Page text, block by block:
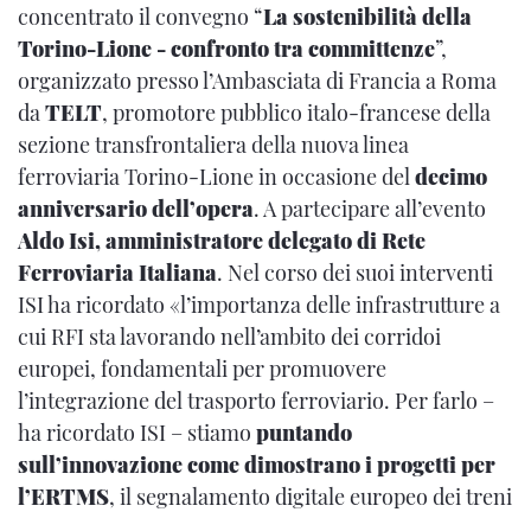
concentrato il convegno “La sostenibilità della
Torino-Lione - confronto tra committenze”,
organizzato presso l’Ambasciata di Francia a Roma
da TELT, promotore pubblico italo-francese della
sezione transfrontaliera della nuova linea
ferroviaria Torino-Lione in occasione del decimo
anniversario dell’opera. A partecipare all’evento
Aldo Isi, amministratore delegato di Rete
Ferroviaria Italiana. Nel corso dei suoi interventi
ISI ha ricordato «l’importanza delle infrastrutture a
cui RFI sta lavorando nell’ambito dei corridoi
europei, fondamentali per promuovere
l’integrazione del trasporto ferroviario. Per farlo –
ha ricordato ISI – stiamo puntando
sull’innovazione come dimostrano i progetti per
l’ERTMS, il segnalamento digitale europeo dei treni